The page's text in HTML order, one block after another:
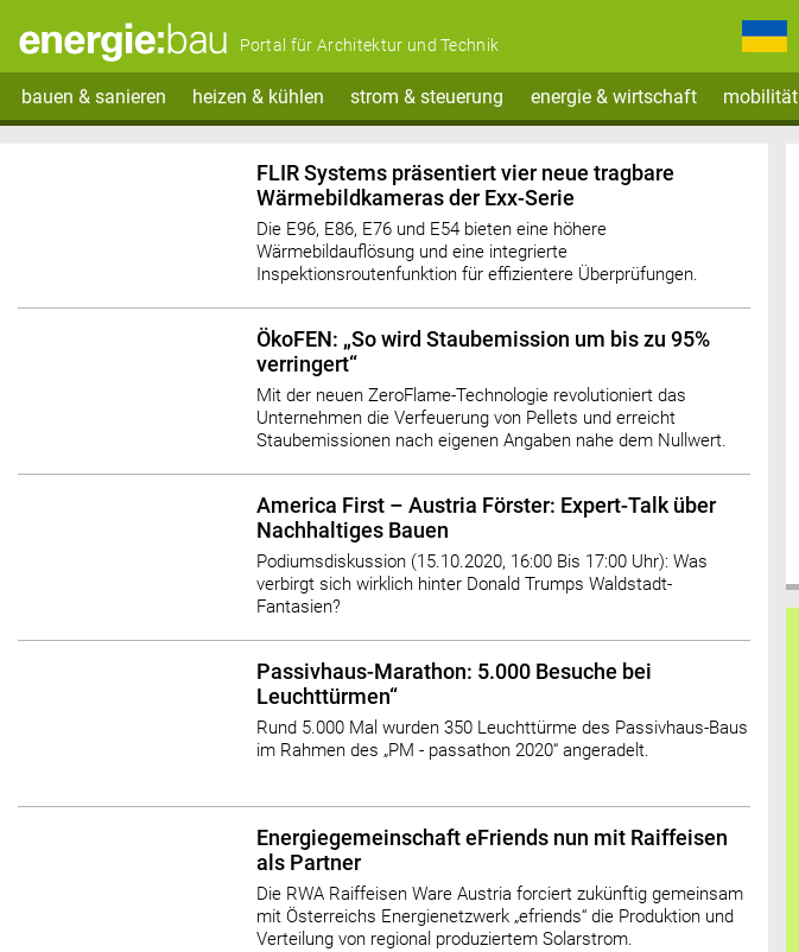
Portal für Architektur und Technik
bauen & sanieren heizen & kühlen strom & steuerung energie & wirtschaft mobilität
FLIR Systems präsentiert vier neue tragbare
Wärmebildkameras der Exx-Serie
Die E96, E86, E76 und E54 bieten eine höhere
Wärmebildauflösung und eine integrierte
Inspektionsroutenfunktion für effizientere Überprüfungen.
ÖkoFEN: „So wird Staubemission um bis zu 95%
verringert“
Mit der neuen ZeroFlame-Technologie revolutioniert das
Unternehmen die Verfeuerung von Pellets und erreicht
Staubemissionen nach eigenen Angaben nahe dem Nullwert.
America First – Austria Förster: Expert-Talk über
Nachhaltiges Bauen
Podiumsdiskussion (15.10.2020, 16:00 Bis 17:00 Uhr): Was
verbirgt sich wirklich hinter Donald Trumps Waldstadt-
Fantasien?
Passivhaus-Marathon: 5.000 Besuche bei
Leuchttürmen“
Rund 5.000 Mal wurden 350 Leuchttürme des Passivhaus-Baus
im Rahmen des „PM - passathon 2020“ angeradelt.
Energiegemeinschaft eFriends nun mit Raiffeisen
als Partner
Die RWA Raiffeisen Ware Austria forciert zukünftig gemeinsam
mit Österreichs Energienetzwerk „efriends“ die Produktion und
Verteilung von regional produziertem Solarstrom.